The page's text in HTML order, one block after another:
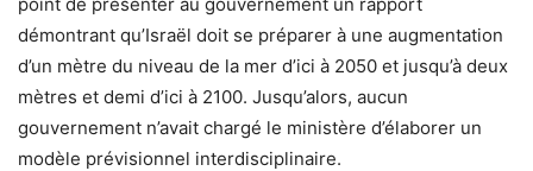
démontrant qu’Israël doit se préparer à une augmentation
d’un mètre du niveau de la mer d’ici à 2050 et jusqu’à deux
mètres et demi d’ici à 2100. Jusqu’alors, aucun
gouvernement n’avait chargé le ministère d’élaborer un
modèle prévisionnel interdisciplinaire.